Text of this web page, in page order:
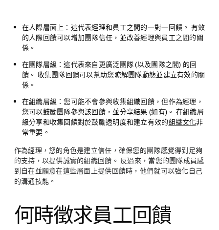
在人際層面上 ：這代表經理和員工之間的一對一回饋。 有效
的人際回饋可以增加團隊信任，並改善經理與員工之間的關
係。
在團隊層級 ：這代表來自更廣泛團隊 (以及團隊之間) 的回
饋。 收集團隊回饋可以幫助您瞭解團隊動態並建立有效的關
係。
在組織層級 ：您可能不會參與收集組織回饋，但作為經理，
您可以鼓勵團隊參與該回饋，並分享結果 (如有)。 在組織層
級分享和收集回饋對於鼓勵透明度和建立有效的組織文化非
常重要。
作為經理，您的角色是建立信任，確保您的團隊感覺得到足夠
的支持，以提供誠實的組織回饋。 反過來，當您的團隊成員感
到自在並願意在這些層面上提供回饋時，他們就可以強化自己
的溝通技能。
何時徵求員工回饋